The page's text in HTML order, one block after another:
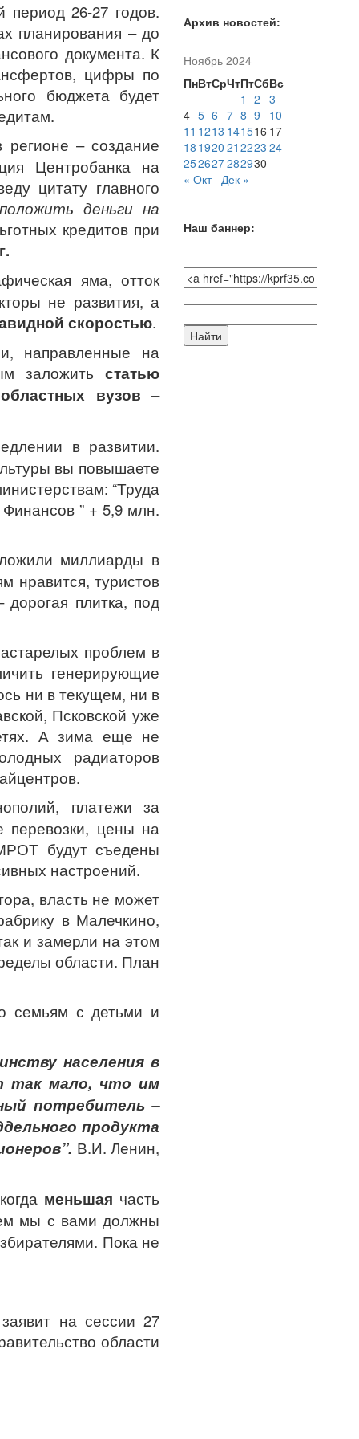
26-27 годов.
планирования – до
документа. К
цифры по
бюджета будет
регионе – создание
Центробанка на
цитату главного
деньги на
кредитов при
яма, отток
не развития, а
скоростью.
направленные на
заложить статью
вузов –
в развитии.
вы повышаете
“Труда
” + 5,9 млн.
миллиарды в
нравится, туристов
плитка, под
проблем в
генерирующие
ни в текущем, ни в
Псковской уже
А зима еще не
радиаторов
платежи за
перевозки, цены на
будут съедены
настроений.
власть не может
в Малечкино,
и замерли на этом
области. План
семьям с детьми и
населения в
так мало, что им
потребитель –
продукта
В.И. Ленин,
меньшая часть
мы с вами должны
Пока не
на сессии 27
области
Архив новостей:
Ноябрь 2024
ПнВтСрЧтПтСбВс
1 2 3
4 5 6 7 8 9
10
11 1213 141516 17
18 1920 21 2223 24
252627282930
« Окт Дек »
Наш баннер:
по
сайту: